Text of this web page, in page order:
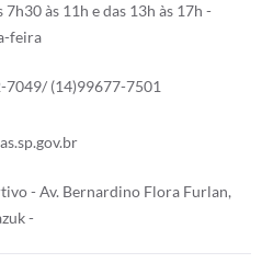
às 11h e das 13h às 17h -
feira
7049/ (14)99677-7501
- Av. Bernardino Flora Furlan,
-